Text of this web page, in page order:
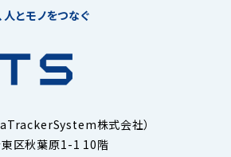
とモノをつなぐ
株式会社）
区秋葉原1-1 10階